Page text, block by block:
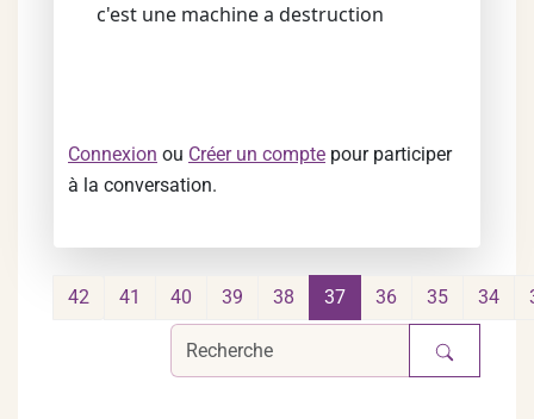
c'est une machine a destruction
Connexion ou Créer un compte pour participer
à la conversation.
34
35
36
37
38
39
40
41
42